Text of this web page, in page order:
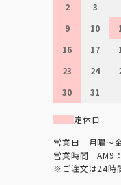
2
3
9
10
16
17
23
24
30
31
定休日
営業日 月曜～
営業時間 AM9
※ご注文は24時